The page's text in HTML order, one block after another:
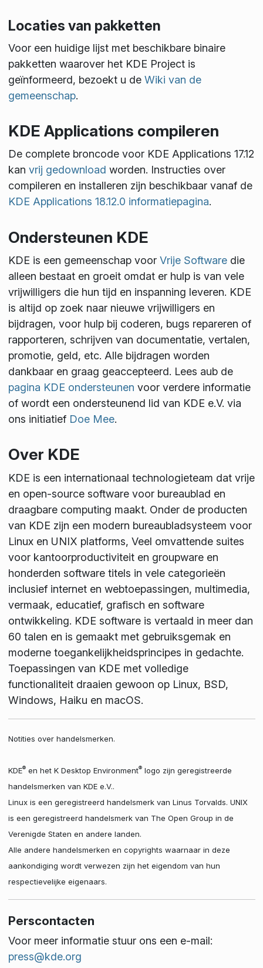
Locaties van pakketten
Voor een huidige lijst met beschikbare binaire
pakketten waarover het KDE Project is
geïnformeerd, bezoekt u de Wiki van de
gemeenschap.
KDE Applications compileren
De complete broncode voor KDE Applications 17.12
kan vrij gedownload worden. Instructies over
compileren en installeren zijn beschikbaar vanaf de
KDE Applications 18.12.0 informatiepagina.
Ondersteunen KDE
KDE is een gemeenschap voor Vrije Softwaredie
alleen bestaat en groeit omdat er hulp is van vele
vrijwilligers die hun tijd en inspanning leveren. KDE
is altijd op zoek naar nieuwe vrijwilligers en
bijdragen, voor hulp bij coderen, bugs repareren of
rapporteren, schrijven van documentatie, vertalen,
promotie, geld, etc. Alle bijdragen worden
dankbaar en graag geaccepteerd. Lees aub de
pagina KDE ondersteunen voor verdere informatie
of wordt een ondersteunend lid van KDE e.V. via
ons initiatief Doe Mee.
Over KDE
KDE is een internationaal technologieteam dat vrije
en open-source software voor bureaublad en
draagbare computing maakt. Onder de producten
van KDE zijn een modern bureaubladsysteem voor
Linux en UNIX platforms, Veel omvattende suites
voor kantoorproductiviteit en groupware en
honderden software titels in vele categorieën
inclusief internet en webtoepassingen, multimedia,
vermaak, educatief, grafisch en software
ontwikkeling. KDE software is vertaald in meer dan
60 talen en is gemaakt met gebruiksgemak en
moderne toegankelijkheidsprincipes in gedachte.
Toepassingen van KDE met volledige
functionaliteit draaien gewoon op Linux, BSD,
Windows, Haiku en macOS.
Notities over handelsmerken.
KDE®en het K Desktop Environment®logo zijn geregistreerde
handelsmerken van KDE e.V..
Linux is een geregistreerd handelsmerk van Linus Torvalds. UNIX
is een geregistreerd handelsmerk van The Open Group in de
Verenigde Staten en andere landen.
Alle andere handelsmerken en copyrights waarnaar in deze
aankondiging wordt verwezen zijn het eigendom van hun
respectievelijke eigenaars.
Perscontacten
Voor meer informatie stuur ons een e-mail:
press@kde.org